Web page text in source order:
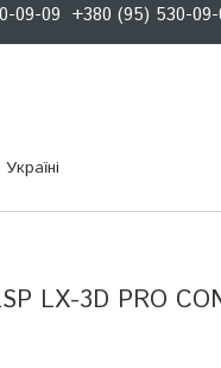
09-09 +380 (95) 530-09-
LX-3D PRO